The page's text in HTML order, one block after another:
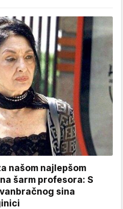
našom najlepšom
šarm profesora: S
sina